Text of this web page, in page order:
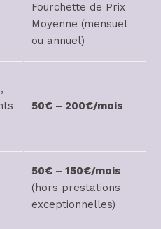
Fourchette de Prix
Moyenne (mensuel
ou annuel)
50€ – 200€/mois
50€ – 150€/mois
(hors prestations
exceptionnelles)